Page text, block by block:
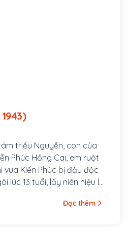
- 1943)
triều Nguyễn, con của
Phúc Hồng Cai, em ruột
vua Kiến Phúc bị đầu độc
lúc 13 tuổi, lấy niên hiệu là
Đọc thêm